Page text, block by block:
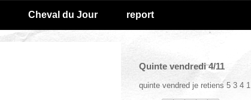
Cheval du Jour report
Quinte vendredi 4/11
quinte vendred je retiens 5 3 4 1